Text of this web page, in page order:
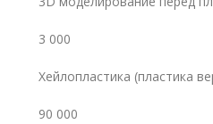
3 000
Хейлопластика (пластика
90 000